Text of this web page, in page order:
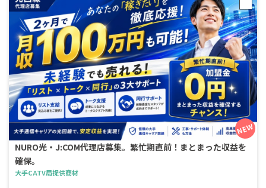
NURO光・J:COM代理店募集。繁忙期直前！まとまった収益を
確保。
大手CATV局提供商材